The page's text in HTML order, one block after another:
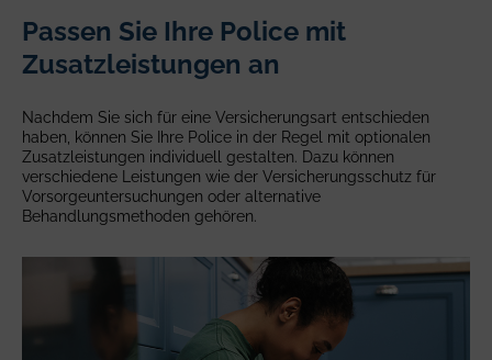
Passen Sie Ihre Police mit
Zusatzleistungen an
Nachdem Sie sich für eine Versicherungsart entschieden
haben, können Sie Ihre Police in der Regel mit optionalen
Zusatzleistungen individuell gestalten. Dazu können
verschiedene Leistungen wie der Versicherungsschutz für
Vorsorgeuntersuchungen oder alternative
Behandlungsmethoden gehören.